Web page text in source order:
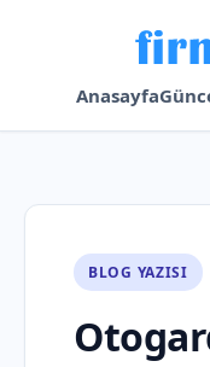
Anasayfa
BLOG YAZISI